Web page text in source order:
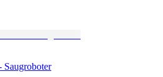
Saugroboter